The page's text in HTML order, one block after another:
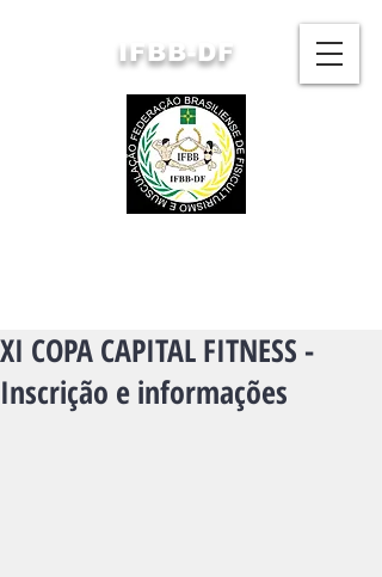
IFBB-DF
XI COPA CAPITAL FITNESS -
Inscrição e informações